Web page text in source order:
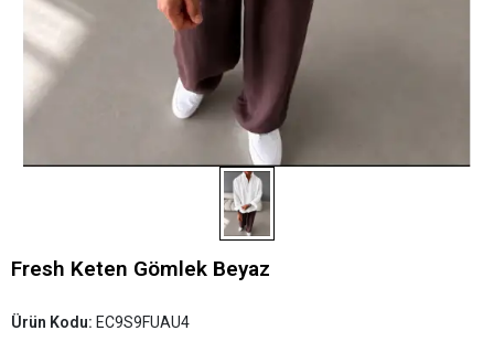
Fresh Keten Gömlek Beyaz
Ürün Kodu: EC9S9FUAU4